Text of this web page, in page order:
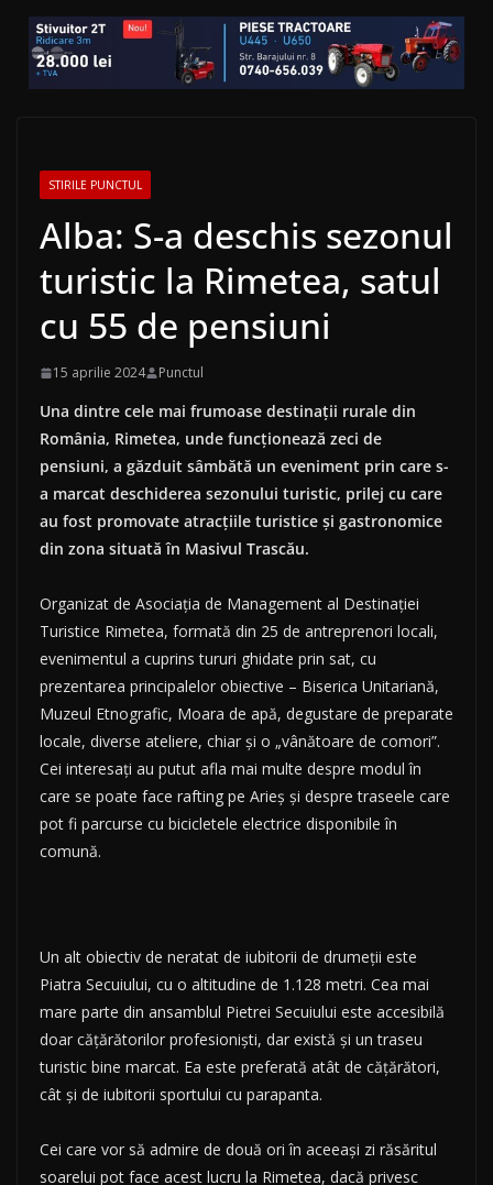
STIRILE PUNCTUL
Alba: S-a deschis sezonul
turistic la Rimetea, satul
cu 55 de pensiuni
15 aprilie 2024 Punctul
Una dintre cele mai frumoase destinaţii rurale din
România, Rimetea, unde funcţionează zeci de
pensiuni, a găzduit sâmbătă un eveniment prin care s-
a marcat deschiderea sezonului turistic, prilej cu care
au fost promovate atracţiile turistice şi gastronomice
din zona situată în Masivul Trascău.
Organizat de Asociaţia de Management al Destinaţiei
Turistice Rimetea, formată din 25 de antreprenori locali,
evenimentul a cuprins tururi ghidate prin sat, cu
prezentarea principalelor obiective – Biserica Unitariană,
Muzeul Etnografic, Moara de apă, degustare de preparate
locale, diverse ateliere, chiar şi o „vânătoare de comori”.
Cei interesaţi au putut afla mai multe despre modul în
care se poate face rafting pe Arieş şi despre traseele care
pot fi parcurse cu bicicletele electrice disponibile în
comună.
Un alt obiectiv de neratat de iubitorii de drumeţii este
Piatra Secuiului, cu o altitudine de 1.128 metri. Cea mai
mare parte din ansamblul Pietrei Secuiului este accesibilă
doar căţărătorilor profesionişti, dar există şi un traseu
turistic bine marcat. Ea este preferată atât de căţărători,
cât şi de iubitorii sportului cu parapanta.
Cei care vor să admire de două ori în aceeaşi zi răsăritul
soarelui pot face acest lucru la Rimetea, dacă privesc